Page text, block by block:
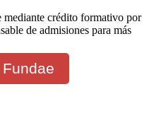
mediante crédito formativo por
de admisiones para más